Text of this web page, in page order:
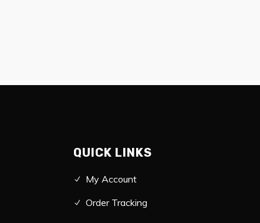
QUICK LINKS
My Account
Order Tracking